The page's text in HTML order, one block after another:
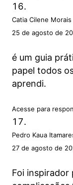
Catia Cilene
25 de agosto de
é um guia
papel todos
aprendi.
Acesse para
Pedro Kaua
27 de agosto de
Foi inspirador